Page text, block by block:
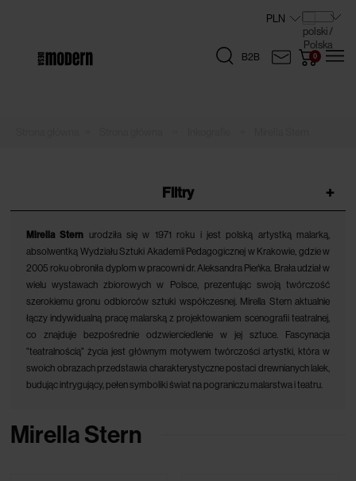
B2B
Filtry +
Mirella Stern urodziła się w 1971 roku i jest polską artystką malarką,
absolwentką Wydziału Sztuki Akademii Pedagogicznej w Krakowie, gdzie w
2005 roku obroniła dyplom w pracowni dr. Aleksandra Pieńka. Brała udział w
wielu wystawach zbiorowych w Polsce, prezentując swoją twórczość
szerokiemu gronu odbiorców sztuki współczesnej. Mirella Stern aktualnie
łączy indywidualną pracę malarską z projektowaniem scenografii teatralnej,
co znajduje bezpośrednie odzwierciedlenie w jej sztuce. Fascynacja
"teatralnością" życia jest głównym motywem twórczości artystki, która w
swoich obrazach przedstawia charakterystyczne postaci drewnianych lalek,
budując intrygujący, pełen symboliki świat na pograniczu malarstwa i teatru.
Mirella Stern